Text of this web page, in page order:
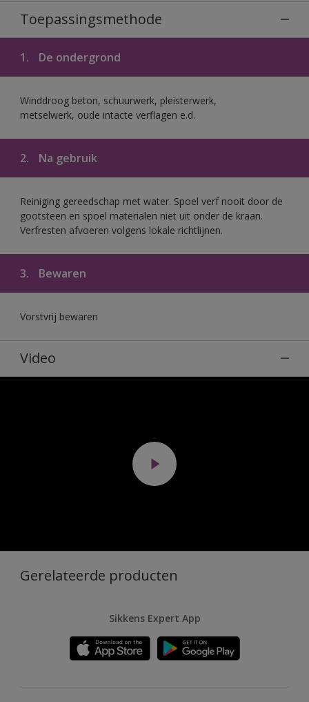
Toepassingsmethode
1. De ondergrond
Winddroog beton, schuurwerk, pleisterwerk,
metselwerk, oude intacte verflagen e.d.
2. Na gebruik
Reiniging gereedschap met water. Spoel verf nooit door de
gootsteen en spoel materialen niet uit onder de kraan.
Verfresten afvoeren volgens lokale richtlijnen.
3. Bewaren
Vorstvrij bewaren
Video
Gerelateerde producten
Sikkens Expert App